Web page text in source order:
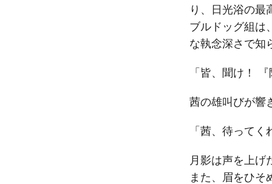
り、日光浴の
ブルドッグ組は
な執念深さで知
「皆、聞け！
茜の雄叫びが響
「茜、待ってく
月影は声を上げ
また、眉をひそ